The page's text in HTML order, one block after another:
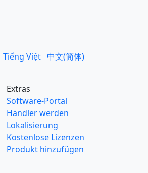
Tiếng Việt 中文(简体)
Extras
Software-Portal
Händler werden
Lokalisierung
Kostenlose Lizenzen
Produkt hinzufügen